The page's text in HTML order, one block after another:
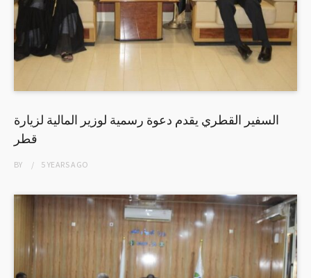
السفير القطري يقدم دعوة رسمية لوزير المالية لزيارة
قطر
BY 5 YEARSAGO